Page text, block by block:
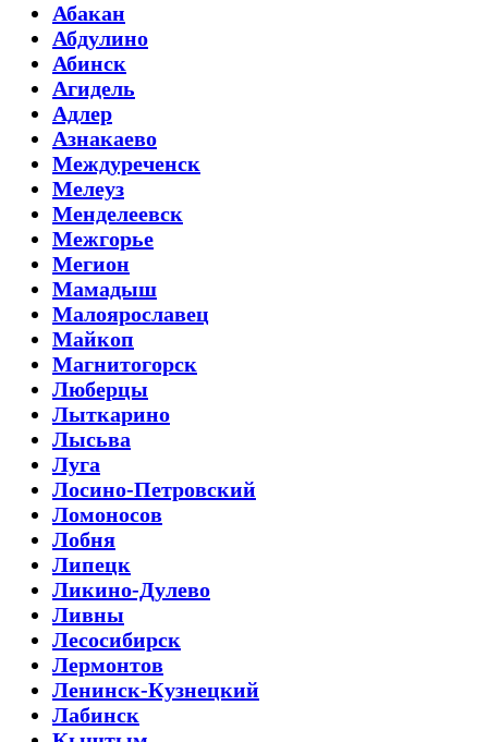
Абакан
Абдулино
Абинск
Агидель
Адлер
Азнакаево
Междуреченск
Мелеуз
Менделеевск
Межгорье
Мегион
Мамадыш
Малоярославец
Майкоп
Магнитогорск
Люберцы
Лыткарино
Лысьва
Луга
Лосино-Петровский
Ломоносов
Лобня
Липецк
Ликино-Дулево
Ливны
Лесосибирск
Лермонтов
Ленинск-Кузнецкий
Лабинск